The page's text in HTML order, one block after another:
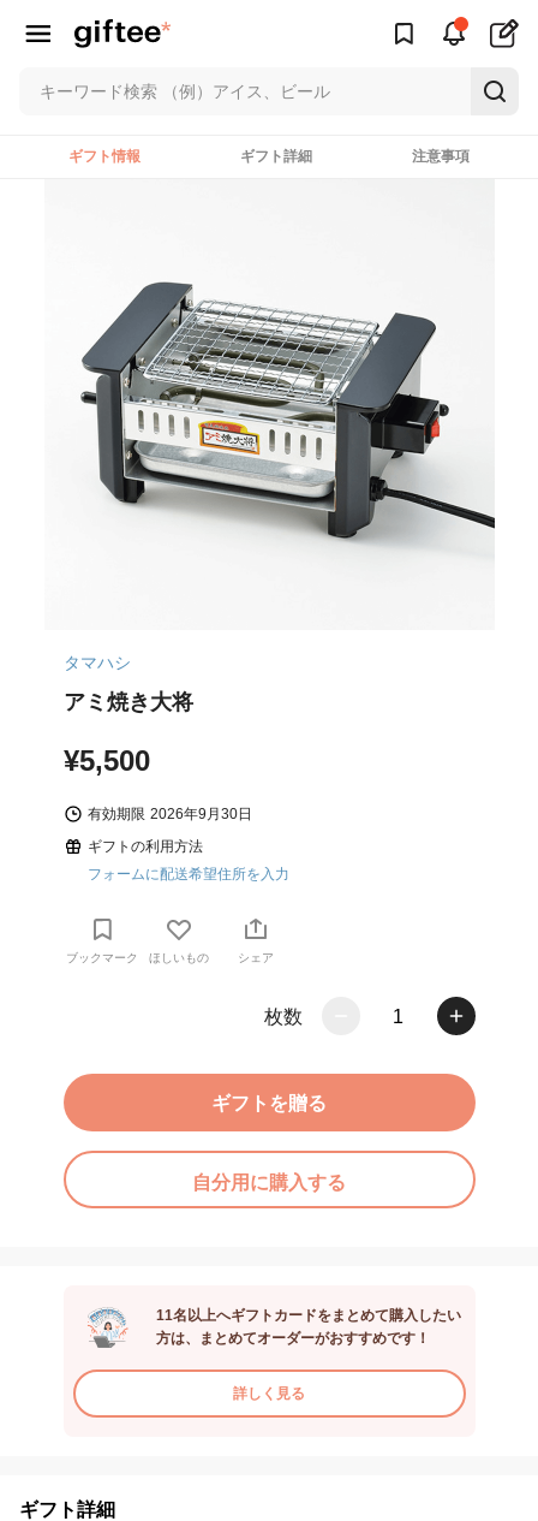
ギフト情報 ギフト詳細 注意事項
タマハシ
アミ焼き大将
¥5,500
有効期限 2026年9月30日
ギフトの利用方法
フォームに配送希望住所を入力
ブックマーク ほしいもの シェア
枚数 1
ギフトを贈る
自分用に購入する
11名以上へギフトカードをまとめて購入したい
方は、まとめてオーダーがおすすめです！
詳しく見る
ギフト詳細